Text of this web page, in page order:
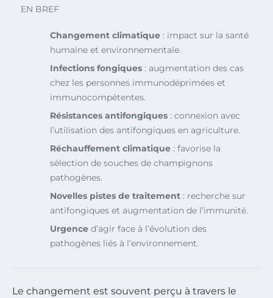
EN BREF
Changement climatique : impact sur la santé
humaine et environnementale.
Infections fongiques : augmentation des cas
chez les personnes immunodéprimées et
immunocompétentes.
Résistances antifongiques : connexion avec
l’utilisation des antifongiques en agriculture.
Réchauffement climatique : favorise la
sélection de souches de champignons
pathogènes.
Novelles pistes de traitement : recherche sur
antifongiques et augmentation de l’immunité.
Urgence d’agir face à l’évolution des
pathogènes liés à l’environnement.
Le changement est souvent perçu à travers le